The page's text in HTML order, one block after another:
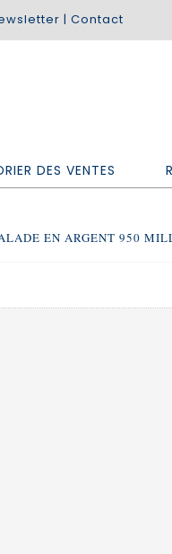
| Contact
DES VENTES
EN ARGENT 950